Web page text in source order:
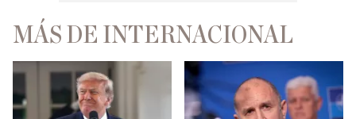
MÁS DE INTERNACIONAL